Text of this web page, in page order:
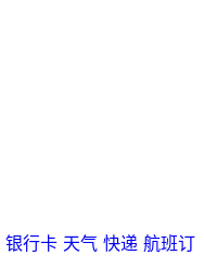
银行卡 天气 快递 航班订